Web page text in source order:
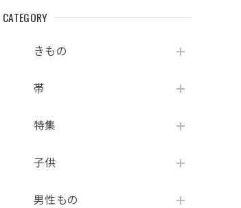
CATEGORY
きもの
帯
特集
子供
男性もの